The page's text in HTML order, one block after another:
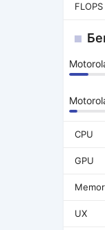
FLOPS
CPU
GPU
UX